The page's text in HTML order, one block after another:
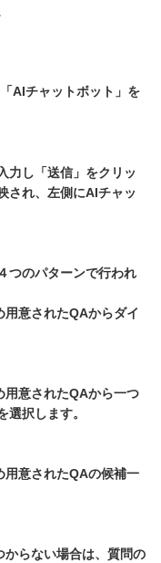
AIチャットボット」を
力し「送信」をクリッ
され、左側にAIチャッ
つのパターンで行われ
意されたQAからダイ
意されたQAから一つ
択します。
意されたQAの候補一
らない場合は、質問の